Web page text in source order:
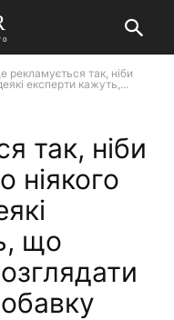
рекламується так, ніби
експерти кажуть,...
так, ніби
ніякого
що